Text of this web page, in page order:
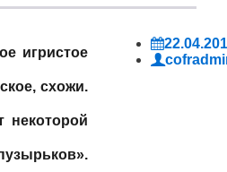
игристое
, схожи.
некоторой